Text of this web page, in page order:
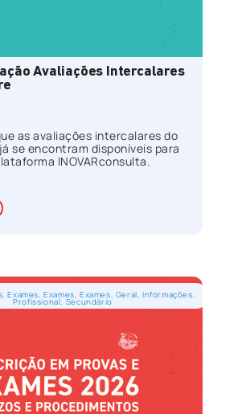
Avaliações Intercalares
as avaliações intercalares do
se encontram disponíveis para
INOVARconsulta.
,Exames ,Exames Exames Geral ,Informações
Profissional Secundário